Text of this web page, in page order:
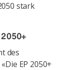
stark
des
EP 2050+